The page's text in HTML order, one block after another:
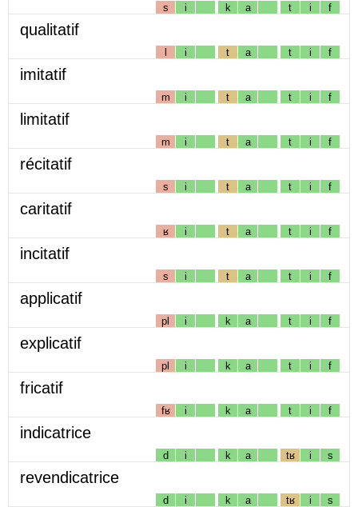
s i k a t i f
qualitatif
l i t a t i f
imitatif
m i t a t i f
limitatif
m i t a t i f
récitatif
s i t a t i f
caritatif
ʁ i t a t i f
incitatif
s i t a t i f
applicatif
pl i k a t i f
explicatif
pl i k a t i f
fricatif
fʁ i k a t i f
indicatrice
d i k a tʁ i s
revendicatrice
d i k a tʁ i s